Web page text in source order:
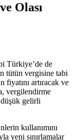
Olası
Türkiye’de de
tütün vergisine tabi
fiyatını artıracak ve
vergilendirme
gelirli
kullanımını
yeni sınırlamalar